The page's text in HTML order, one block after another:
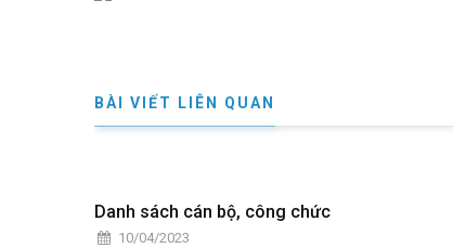
BÀI VIẾT LIÊN QUAN
Danh sách cán bộ, công chức
10/04/2023